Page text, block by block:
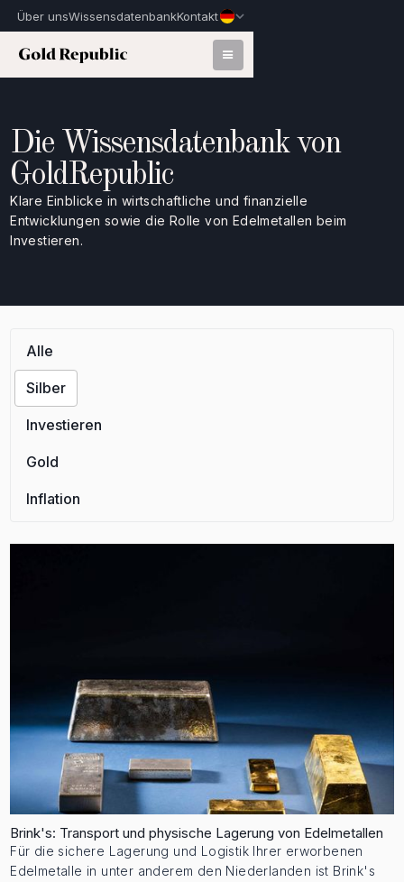
Über unsWissensdatenbankKontakt
Die Wissensdatenbank von
GoldRepublic
Klare Einblicke in wirtschaftliche und finanzielle
Entwicklungen sowie die Rolle von Edelmetallen beim
Investieren.
Alle
Silber
Investieren
Gold
Inflation
Brink's: Transport und physische Lagerung von Edelmetallen
Für die sichere Lagerung und Logistik Ihrer erworbenen
Edelmetalle in unter anderem den Niederlanden ist Brink's